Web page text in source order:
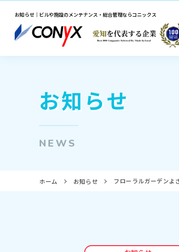
お知らせ｜ビルや施設のメンテナンス・総合管理ならコニックス
お知らせ
NEWS
ホーム お知らせ フローラルガーデンよ